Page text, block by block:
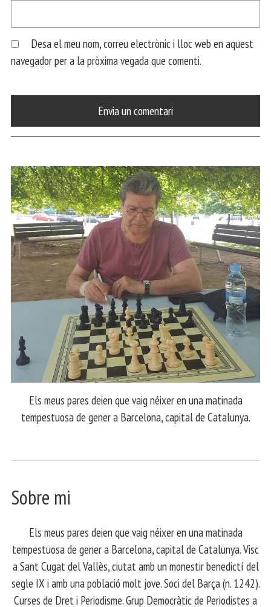
Desa el meu nom, correu electrònic i lloc web en aquest
navegador per a la pròxima vegada que comenti.
Els meus pares deien que vaig néixer en una matinada
tempestuosa de gener a Barcelona, capital de Catalunya.
Sobre mi
Els meus pares deien que vaig néixer en una matinada
tempestuosa de gener a Barcelona, capital de Catalunya. Visc
a Sant Cugat del Vallès, ciutat amb un monestir benedictí del
segle IX i amb una població molt jove. Soci del Barça (n. 1242).
Curses de Dret i Periodisme. Grup Democràtic de Periodistes a